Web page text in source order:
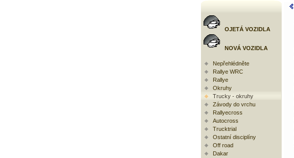
OJETÁ VOZIDLA
NOVÁ VOZIDLA
Nepřehlédněte
Rallye WRC
Rallye
Okruhy
Trucky - okruhy
Závody do vrchu
Rallyecross
Autocross
Trucktrial
Ostatní disciplíny
Off road
Dakar